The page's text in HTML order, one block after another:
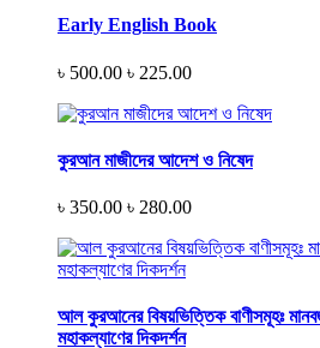
Early English Book
৳ 500.00 ৳ 225.00
কুরআন মাজীদের আদেশ ও নিষেদ
৳ 350.00 ৳ 280.00
আল কুরআনের বিষয়ভিত্তিক বাণীসমূহঃ
মহাকল্যাণের দিকদর্শন